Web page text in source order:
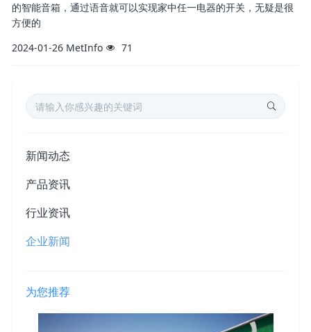
的智能音箱，通过语音就可以实现家中任一电器的开关，无疑是很
方便的
2024-01-26 MetInfo 71
新闻动态
产品资讯
行业资讯
企业新闻
为您推荐